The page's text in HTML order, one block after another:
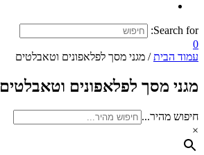
Search for:
0
עמוד הבית/ מגני מסך לפלאפונים וטאבלטים
מגני מסך לפלאפונים וטאבלטים
חיפוש מהיר...
×